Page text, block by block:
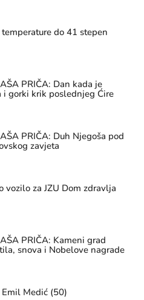
do 41 stepen
PRIČA: Dan kada je
i gorki krik poslednjeg Ćire
PRIČA: Duh Njegoša pod
zavjeta
vozilo za JZU Dom zdravlja
PRIČA: Kameni grad
snova i Nobelove nagrade
Medić (50)